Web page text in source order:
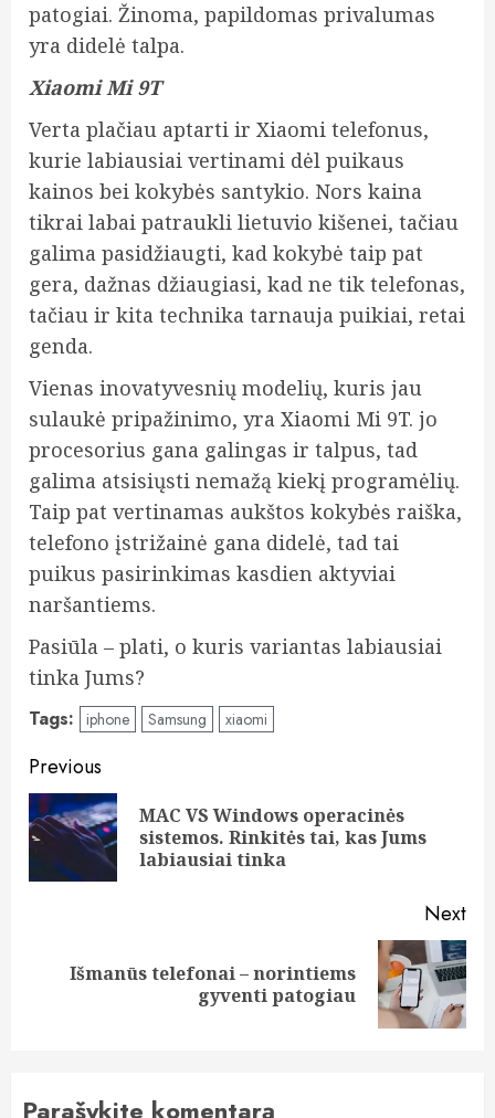
patogiai. Žinoma, papildomas privalumas
yra didelė talpa.
Xiaomi Mi 9T
Verta plačiau aptarti ir Xiaomi telefonus,
kurie labiausiai vertinami dėl puikaus
kainos bei kokybės santykio. Nors kaina
tikrai labai patraukli lietuvio kišenei, tačiau
galima pasidžiaugti, kad kokybė taip pat
gera, dažnas džiaugiasi, kad ne tik telefonas,
tačiau ir kita technika tarnauja puikiai, retai
genda.
Vienas inovatyvesnių modelių, kuris jau
sulaukė pripažinimo, yra Xiaomi Mi 9T. jo
procesorius gana galingas ir talpus, tad
galima atsisiųsti nemažą kiekį programėlių.
Taip pat vertinamas aukštos kokybės raiška,
telefono įstrižainė gana didelė, tad tai
puikus pasirinkimas kasdien aktyviai
naršantiems.
Pasiūla – plati, o kuris variantas labiausiai
tinka Jums?
Tags: iphone Samsung xiaomi
Post
navigation
Previous
MAC VS Windows operacinės
sistemos. Rinkitės tai, kas Jums
labiausiai tinka
Next
NextIšmanūs telefonai – norintiems
gyventi patogiau
Parašykite komentarą